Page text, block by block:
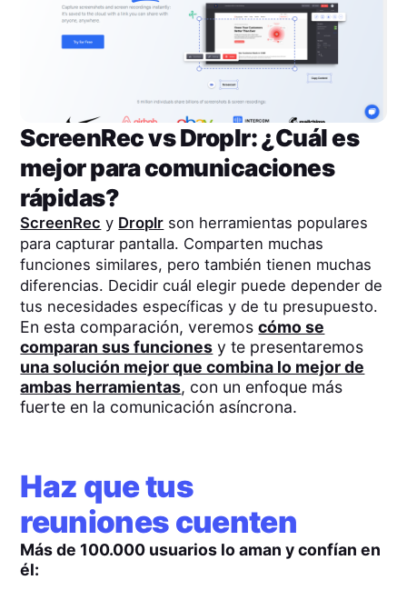
ScreenRecvsDroplr: ¿Cuál es
mejor para comunicaciones
rápidas?
ScreenRec y Droplr son herramientas populares
para capturar pantalla. Comparten muchas
funciones similares, pero también tienen muchas
diferencias. Decidir cuál elegir puede depender de
tus necesidades específicas y de tu presupuesto.
En esta comparación, veremoscómo se
comparan sus funciones y te presentaremos
una solución mejor que combina lo mejor de
ambas herramientas, con un enfoque más
fuerte en la comunicación asíncrona.
Haz que tus
reuniones cuenten
Más de 100.000 usuarios lo aman y confían en
él: